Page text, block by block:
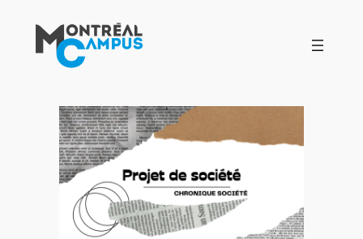
contenu